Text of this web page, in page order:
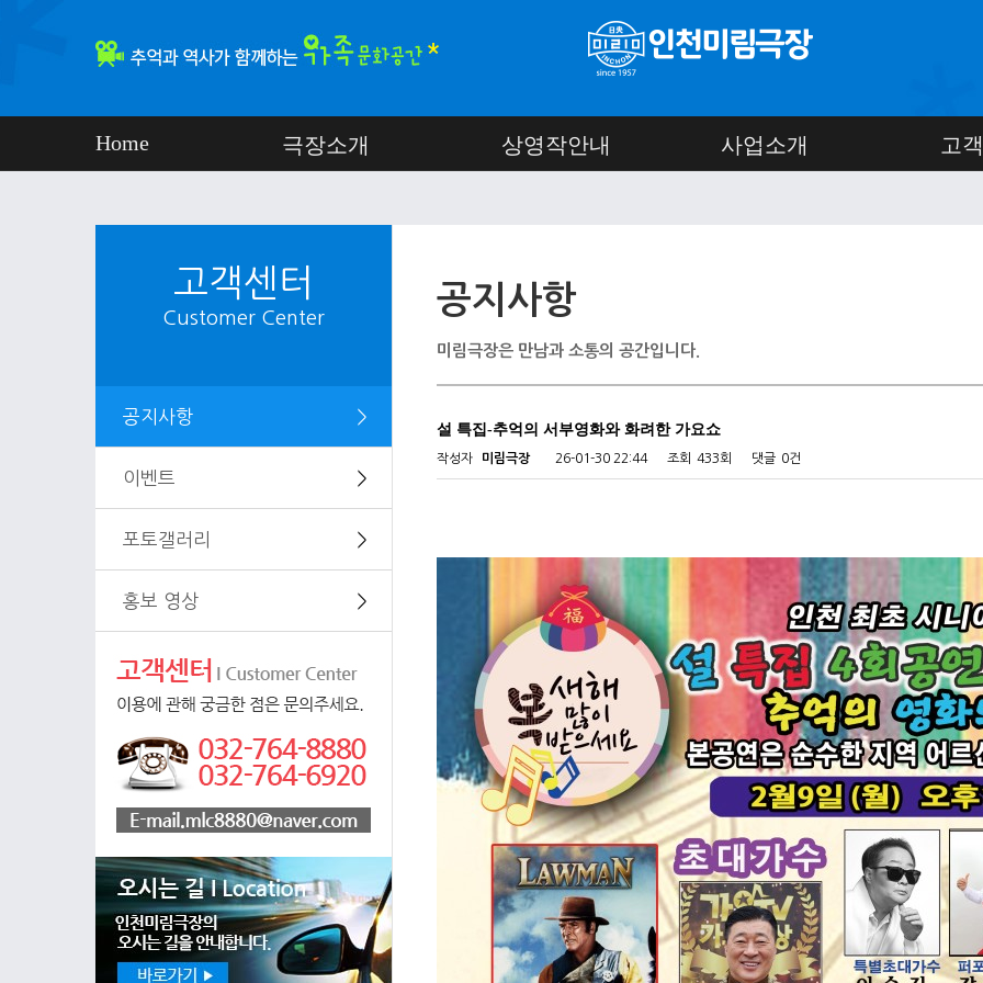
Home 극장소개 상영작안내 사업소개 고
고객센터
Customer Center
공지사항 ＞
이벤트 ＞
포토갤러리 ＞
홍보 영상 ＞
공지사항
미림극장은 만남과 소통의 공간입니다.
설 특집-추억의 서부영화와 화려한 가요쇼
작성자 미림극장 26-01-30 22:44 조회 433회 댓글 0건